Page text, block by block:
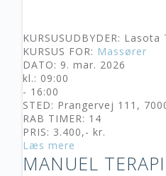
KURSUSUDBYDER:
KURSUS FOR: Massører
DATO: 9. mar. 2026
kl.: 09:00
- 16:00
STED: Prangervej 111,
RAB TIMER: 14
PRIS: 3.400,- kr.
Læs mere
MANUEL